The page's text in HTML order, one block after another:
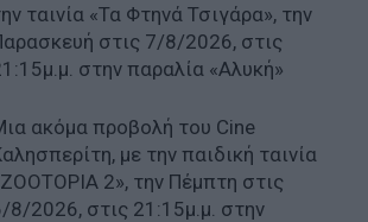
ταινία «Τα Φτηνά Τσιγάρα», την
στις 7/8/2026, στις
στην παραλία «Αλυκή»
ακόμα προβολή του Cine
με την παιδική ταινία
2», την Πέμπτη στις
8/2026, στις 21:15μ.μ. στην